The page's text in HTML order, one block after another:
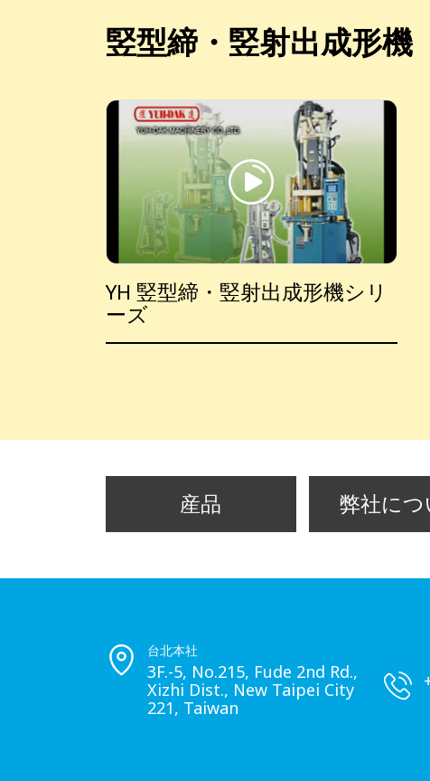
竪型締・竪射出成形機
YH 竪型締・竪射出成形機シリ
ーズ
産品 弊社につ
台北本社
3F.-5, No.215, Fude 2nd Rd.,
Xizhi Dist., New Taipei City
221, Taiwan